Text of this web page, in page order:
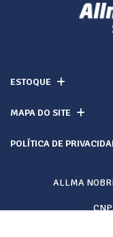
ESTOQUE
MAPA DO SITE
POLÍTICA DE
ALLMA